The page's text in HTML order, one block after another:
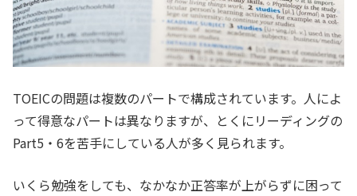
TOEICの問題は複数のパートで構成されています。人によ
って得意なパートは異なりますが、とくにリーディングの
Part5・6を苦手にしている人が多く見られます。
いくら勉強をしても、なかなか正答率が上がらずに困って